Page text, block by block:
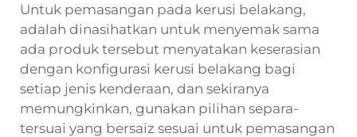
Untuk pemasangan pada kerusi belakang,
adalah dinasihatkan untuk menyemak sama
ada produk tersebut menyatakan keserasian
dengan konfigurasi kerusi belakang bagi
setiap jenis kenderaan, dan sekiranya
memungkinkan, gunakan pilihan separa-
tersuai yang bersaiz sesuai untuk pemasangan